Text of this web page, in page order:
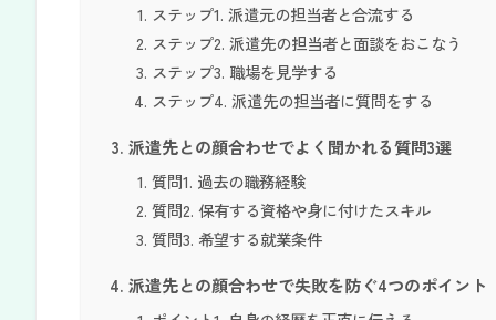
ステップ1. 派遣元の担当者と合流する
ステップ2. 派遣先の担当者と面談をおこなう
ステップ3. 職場を見学する
ステップ4. 派遣先の担当者に質問をする
派遣先との顔合わせでよく聞かれる質問3選
質問1. 過去の職務経験
質問2. 保有する資格や身に付けたスキル
質問3. 希望する就業条件
派遣先との顔合わせで失敗を防ぐ4つのポイント